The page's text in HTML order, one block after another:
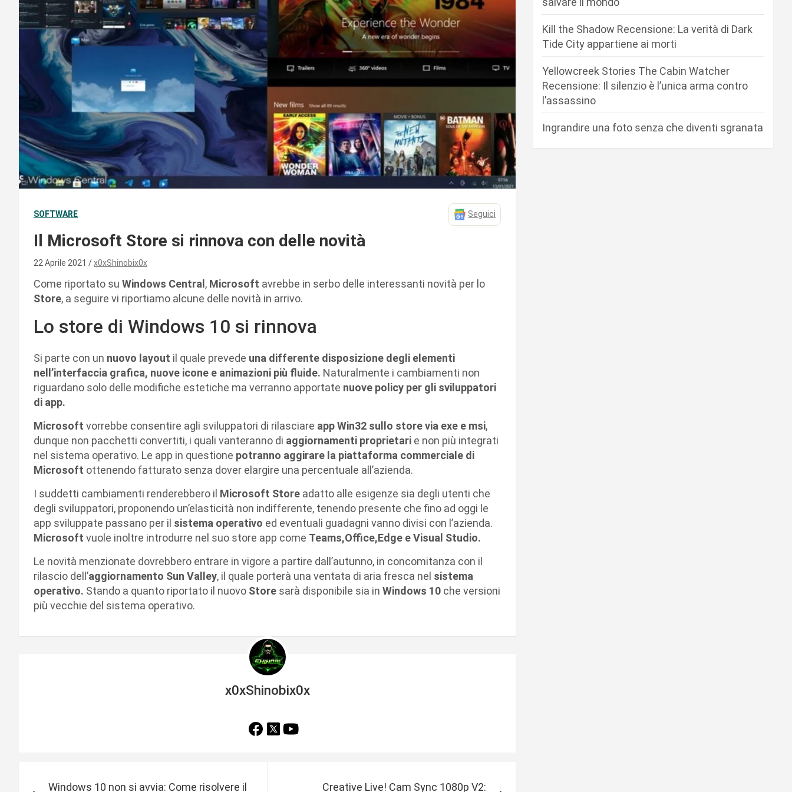
SOFTWARE Seguici
Il Microsoft Store si rinnova con delle novità
22 Aprile 2021 x0xShinobix0x
Come riportato su Windows Central , Microsoft avrebbe in serbo delle interessanti novità per lo
Store, a seguire vi riportiamo alcune delle novità in arrivo.
Lo store di Windows 10 si rinnova
Si parte con un nuovo layout il quale prevede una differente disposizione degli elementi
nell’interfaccia grafica, nuove icone e animazioni più fluide. Naturalmente i cambiamenti non
riguardano solo delle modifiche estetiche ma verranno apportate nuove policy per gli sviluppatori
di app.
Microsoft vorrebbe consentire agli sviluppatori di rilasciare app Win32 sullo store via exe e msi,
dunque non pacchetti convertiti, i quali vanteranno di aggiornamenti proprietari e non più integrati
nel sistema operativo. Le app in questione potranno aggirare la piattaforma commerciale di
Microsoft ottenendo fatturato senza dover elargire una percentuale all’azienda.
I suddetti cambiamenti renderebbero il Microsoft Store adatto alle esigenze sia degli utenti che
degli sviluppatori, proponendo un’elasticità non indifferente, tenendo presente che fino ad oggi le
app sviluppate passano per il sistema operativo ed eventuali guadagni vanno divisi con l’azienda.
Microsoft vuole inoltre introdurre nel suo store app come Teams,Office,Edge e Visual Studio.
Le novità menzionate dovrebbero entrare in vigore a partire dall’autunno, in concomitanza con il
rilascio dell’aggiornamento Sun Valley, il quale porterà una ventata di aria fresca nel sistema
operativo. Stando a quanto riportato il nuovo Store sarà disponibile sia in Windows 10 che versioni
più vecchie del sistema operativo.
x0xShinobix0x
Windows 10 non si avvia: Come risolvere il Creative Live! Cam Sync 1080p V2:
Kill the Shadow Recensione: La verità di Dark
Tide City appartiene ai morti
Yellowcreek Stories The Cabin Watcher
Recensione: Il silenzio è l’unica arma contro
l’assassino
Ingrandire una foto senza che diventi sgranata